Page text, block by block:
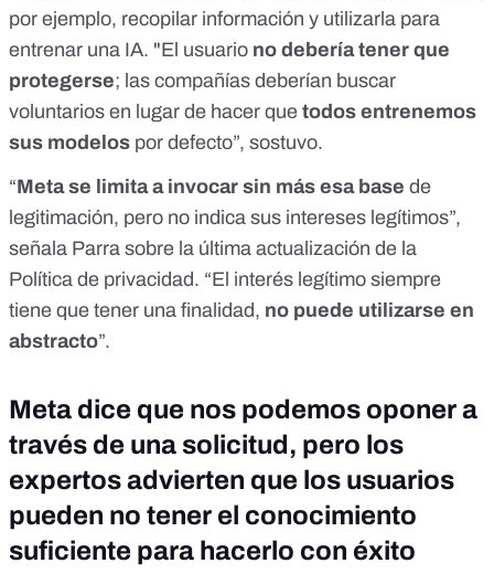
por ejemplo, recopilar información y utilizarla para
entrenar una IA. "El usuario no debería tener que
protegerse; las compañías deberían buscar
voluntarios en lugar de hacer que todos entrenemos
sus modelos por defecto”, sostuvo.
“Meta se limita a invocar sin más esa base de
legitimación, pero no indica sus intereses legítimos”,
señala Parra sobre la última actualización de la
Política de privacidad. “El interés legítimo siempre
tiene que tener una finalidad, no puede utilizarse en
abstracto”.
Meta dice que nos podemos oponer a
través de una solicitud, pero los
expertos advierten que los usuarios
pueden no tener el conocimiento
suficiente para hacerlo con éxito